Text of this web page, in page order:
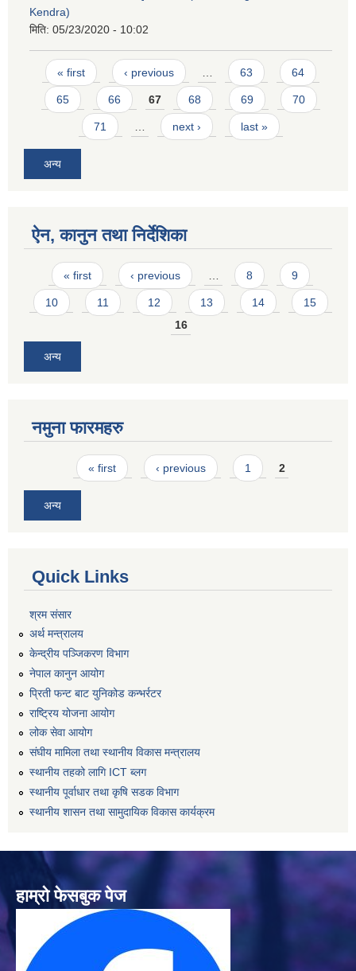
Kendra)
मिति: 05/23/2020 - 10:02
Pages
« first ‹ previous … 63 64
65 66 67 68 69 70
71 … next › last »
अन्य
ऐन, कानुन तथा निर्देशिका
Pages
« first ‹ previous 8 9
10 11 12 13 14
15
16
अन्य
नमुना फारमहरु
Pages« first ‹ previous 1 2
अन्य
Quick Links
श्रम संसार
अर्थ मन्त्रालय
केन्द्रीय पञ्जिकरण विभाग
नेपाल कानुन आयोग
प्रिती फन्ट बाट युनिकोड कन्भर्रटर
राष्ट्रिय योजना आयोग
लोक सेवा आयोग
संघीय मामिला तथा स्थानीय विकास मन्त्रालय
स्थानीय तहको लागि ICT ब्लग
स्थानीय पूर्वाधार तथा कृषि सडक विभाग
स्थानीय शासन तथा सामुदायिक विकास कार्यक्रम
हाम्रो फेसबुक पेज